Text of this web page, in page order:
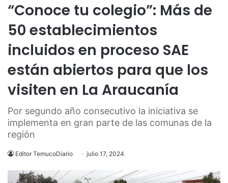
“Conoce tu colegio”: Más de
50 establecimientos
incluidos en proceso SAE
están abiertos para que los
visiten en La Araucanía
Por segundo año consecutivo la iniciativa se
implementa en gran parte de las comunas de la
región
Editor TemucoDiario julio 17, 2024